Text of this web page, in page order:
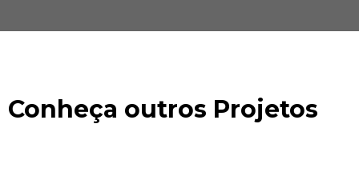
Conheça outros Projetos